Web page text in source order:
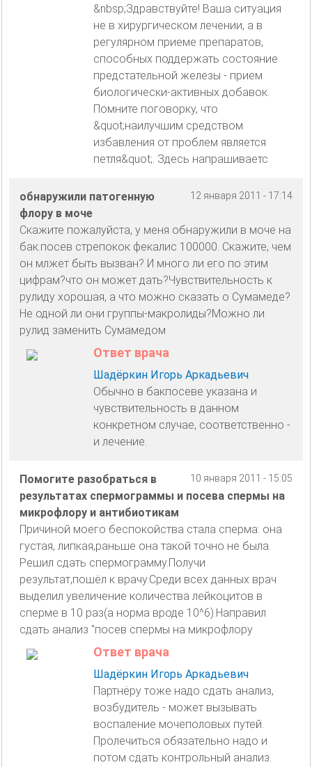
&nbsp;Здравствуйте! Ваша ситуация
не в хирургическом лечении, а в
регулярном приеме препаратов,
способных поддержать состояние
предстательной железы - прием
биологически-активных добавок.
Помните поговорку, что
&quot;наилучшим средством
избавления от проблем является
петля&quot;. Здесь напрашиваетс
12 января 2011 - 17:14
обнаружили патогенную
флору в моче
Скажите пожалуйста, у меня обнаружили в моче на
бак.посев стрепокок фекалис 100000. Скажите, чем
он млжет быть вызван? И много ли его по этим
цифрам?что он может дать?Чувствительность к
рулиду хорошая, а что можно сказать о Сумамеде?
Не одной ли они группы-макролиды?Можно ли
рулид заменить Сумамедом
Ответ врача
Шадёркин Игорь Аркадьевич
Обычно в бакпосеве указана и
чувствительность в данном
конкретном случае, соответственно -
и лечение.
10 января 2011 - 15:05
Помогите разобраться в
результатах спермограммы и посева спермы на
микрофлору и антибиотикам
Причиной моего беспокойства стала сперма: она
густая, липкая,раньше она такой точно не была.
Решил сдать спермограмму.Получи
результат,пошёл к врачу.Среди всех данных врач
выделил увеличение количества лейкоцитов в
сперме в 10 раз(а норма вроде 10^6).Направил
сдать анализ "посев спермы на микрофлору
Ответ врача
Шадёркин Игорь Аркадьевич
Партнёру тоже надо сдать анализ,
возбудитель - может вызывать
воспаление мочеполовых путей.
Пролечиться обязательно надо и
потом сдать контрольный анализ.